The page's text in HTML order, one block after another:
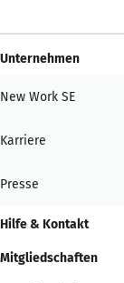
Unternehmen
New Work SE
Karriere
Presse
Hilfe & Kontakt
Mitgliedschaften